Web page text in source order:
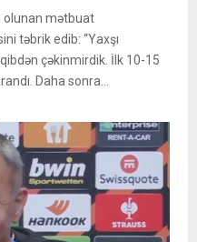
olunan mətbuat
təbrik edib: “Yaxşı
çəkinmirdik. İlk 10-15
Daha sonra...